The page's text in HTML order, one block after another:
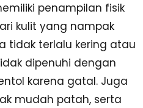
penampilan fisik
kulit yang nampak
tidak terlalu kering atau
dipenuhi dengan
karena gatal. Juga
mudah patah, serta